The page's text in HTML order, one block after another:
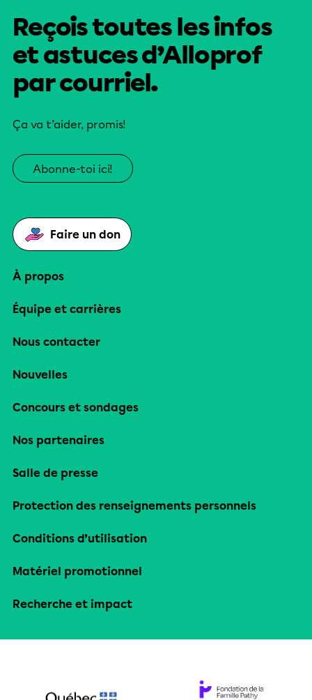
Reçois toutes les infos
et astuces d’Alloprof
par courriel.
Ça va t’aider, promis!
Abonne-toi ici!
Faire un don
À propos
Équipe et carrières
Nous contacter
Nouvelles
Concours et sondages
Nos partenaires
Salle de presse
Protection des renseignements personnels
Conditions d’utilisation
Matériel promotionnel
Recherche et impact